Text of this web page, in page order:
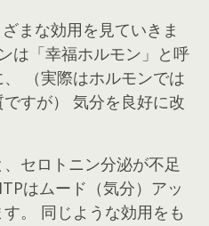
まな効用を見ていきま
は「幸福ホルモン」と呼
（実際はホルモンでは
すが） 気分を良好に改
セロトニン分泌が不足
はムード（気分）アッ
。 同じような効用をも